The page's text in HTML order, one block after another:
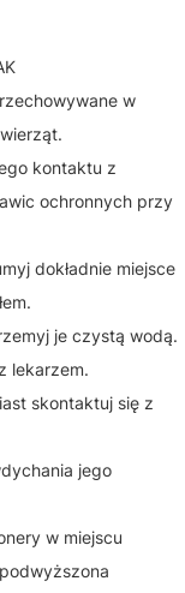
w
kontaktu z
ochronnych przy
dokładnie miejsce
je czystą wodą.
lekarzem.
skontaktuj się z
jego
w miejscu